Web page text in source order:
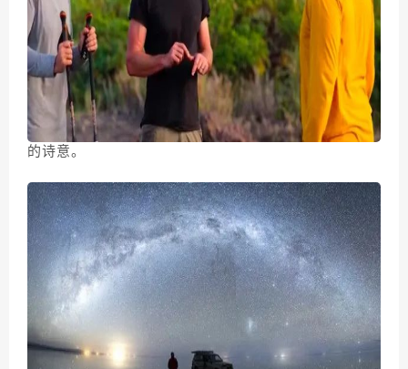
极具诗意的视听盛宴，视觉呈现充满生命力和别具一格
的想象力，音乐前卫另类，高科技助力下的深海生物
电，瀑布旁的月光彩虹，角马迁徙，哪怕是自然纪录片
爱好者也会惊呼太美太震撼 ，把电影里几乎溢出的各种
象征表达融入到自然纪录片，有一种说不出的独特磅礴
的诗意。